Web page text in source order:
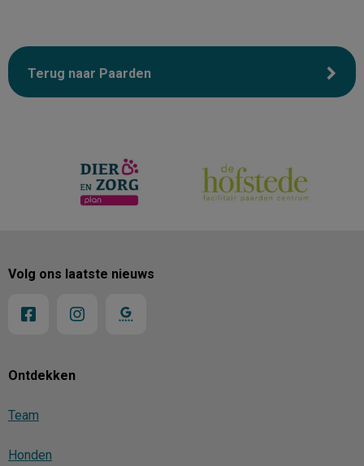
Terug naar Paarden
Ontdekken
Team
Honden
Volg ons laatste nieuws